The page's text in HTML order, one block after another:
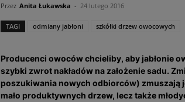
Przez Anita Łukawska - 24 lutego 2016
TAGI odmiany jabłoni szkółki drzew owocowych
Producenci owoców chcieliby, aby jabłonie
szybki zwrot nakładów na założenie sadu.
poszukiwania nowych odbiorców) zmuszają
mało produktywnych drzew, lecz także